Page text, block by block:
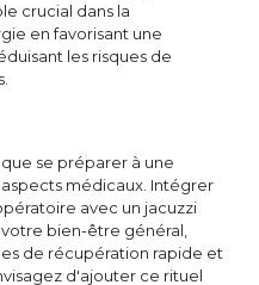
crucial dans la
en favorisant une
les risques de
se préparer à une
médicaux. Intégrer
avec un jacuzzi
bien-être général,
de récupération rapide et
d'ajouter ce rituel